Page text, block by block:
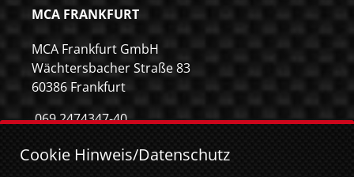
MCA FRANKFURT
MCA Frankfurt GmbH
Wächtersbacher Straße 83
60386 Frankfurt
069 2474347-40
info@mca-frankfurt.de
Cookie Hinweis/Datenschutz